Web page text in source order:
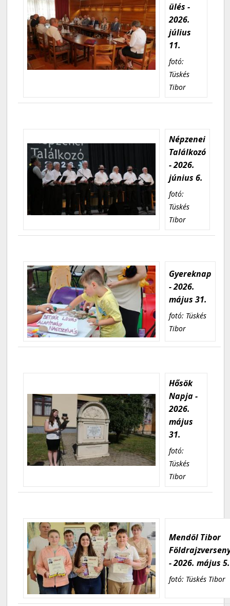
ülés -
2026.
július
11.
fotó:
Tüskés
Tibor
Népzenei
Találkozó
- 2026.
június 6.
fotó:
Tüskés
Tibor
Gyereknap
- 2026.
május 31.
fotó: Tüskés
Tibor
Hősök
Napja -
2026.
május
31.
fotó:
Tüskés
Tibor
Mendöl Tibor
- 2026. május 5.
fotó: Tüskés Tibor